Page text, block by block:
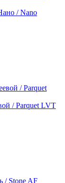
/ Nano
/ Parquet LVT